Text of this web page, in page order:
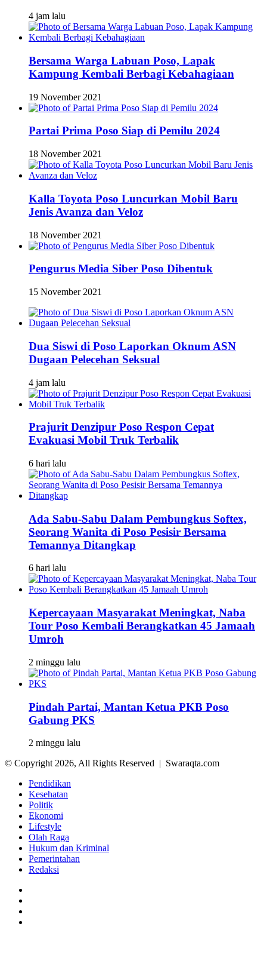
4 jam lalu
Bersama Warga Labuan Poso, Lapak
Kampung Kembali Berbagi Kebahagiaan
19 November 2021
Partai Prima Poso Siap di Pemilu 2024
18 November 2021
Kalla Toyota Poso Luncurkan Mobil Baru
Jenis Avanza dan Veloz
18 November 2021
Pengurus Media Siber Poso Dibentuk
15 November 2021
Dua Siswi di Poso Laporkan Oknum ASN
Dugaan Pelecehan Seksual
4 jam lalu
Prajurit Denzipur Poso Respon Cepat
Evakuasi Mobil Truk Terbalik
6 hari lalu
Ada Sabu-Sabu Dalam Pembungkus Softex,
Seorang Wanita di Poso Pesisir Bersama
Temannya Ditangkap
6 hari lalu
Kepercayaan Masyarakat Meningkat, Naba
Tour Poso Kembali Berangkatkan 45 Jamaah
Umroh
2 minggu lalu
Pindah Partai, Mantan Ketua PKB Poso
Gabung PKS
2 minggu lalu
© Copyright 2026, All Rights Reserved | Swaraqta.com
Pendidikan
Kesehatan
Politik
Ekonomi
Lifestyle
Olah Raga
Hukum dan Kriminal
Pemerintahan
Redaksi